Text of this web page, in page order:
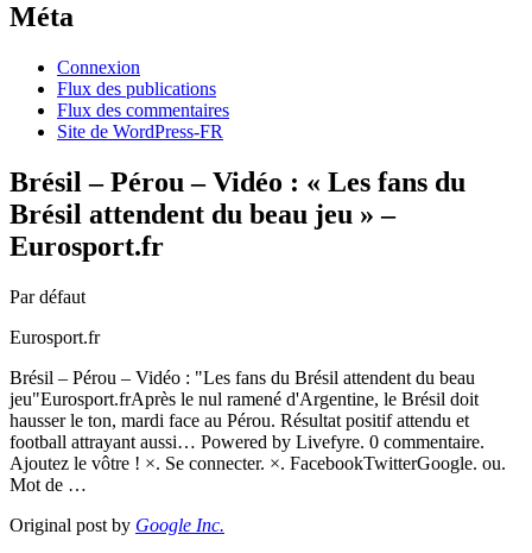
Méta
Connexion
Flux des publications
Flux des commentaires
Site de WordPress-FR
Brésil – Pérou – Vidéo : « Les fans du
Brésil attendent du beau jeu » –
Eurosport.fr
Par défaut
Eurosport.fr
Brésil – Pérou – Vidéo : "Les fans du Brésil attendent du beau
jeu"Eurosport.frAprès le nul ramené d'Argentine, le Brésil doit
hausser le ton, mardi face au Pérou. Résultat positif attendu et
football attrayant aussi… Powered by Livefyre. 0 commentaire.
Ajoutez le vôtre ! ×. Se connecter. ×. FacebookTwitterGoogle. ou.
Mot de …
Original post by Google Inc.